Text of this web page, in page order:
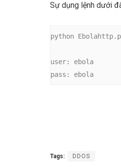
Sự dụng lệnh dưới
python
user: ebola
pass: ebola
Tags: DDOS